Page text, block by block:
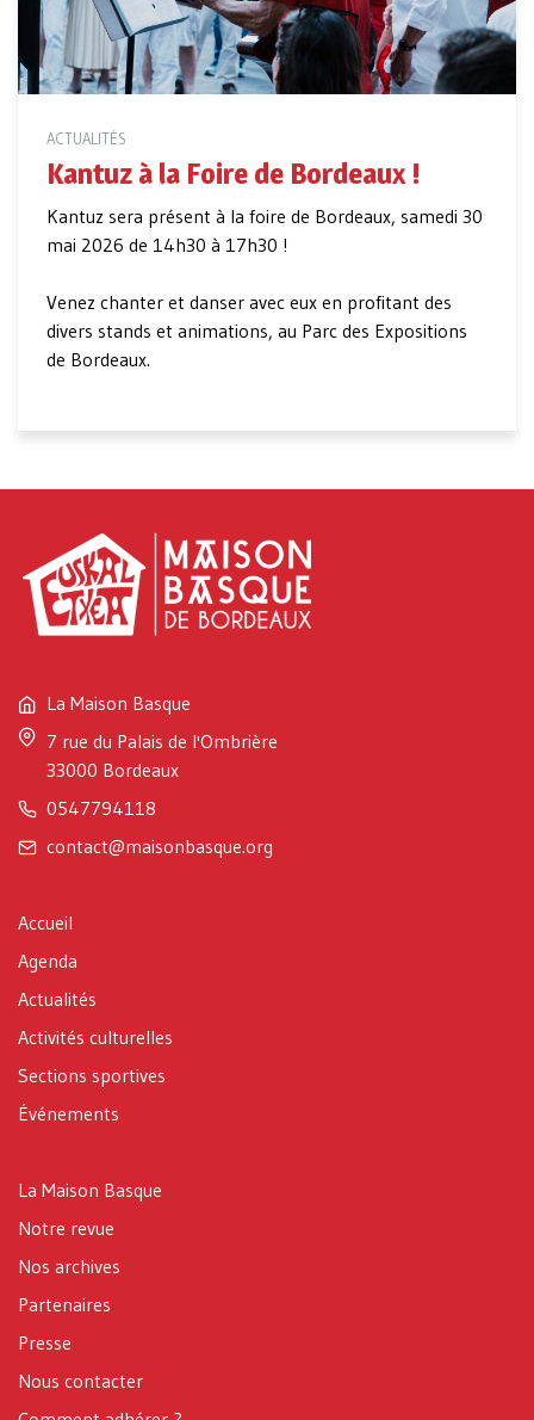
ACTUALITÉS
Kantuz à la Foire de Bordeaux !
Kantuz sera présent à la foire de Bordeaux, samedi 30
mai 2026 de 14h30 à 17h30 !
Venez chanter et danser avec eux en profitant des
divers stands et animations, au Parc des Expositions
de Bordeaux.
La Maison Basque
7 rue du Palais de l'Ombrière
33000 Bordeaux
0547794118
contact@maisonbasque.org
Accueil
Agenda
Actualités
Activités culturelles
Sections sportives
Événements
La Maison Basque
Notre revue
Nos archives
Partenaires
Presse
Nous contacter